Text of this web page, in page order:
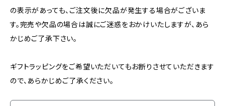
の表示があっても、ご注文後に欠品が発生する場合がございま
す。完売や欠品の場合は誠にご迷惑をおかけいたしますが、あら
かじめご了承下さい。
ギフトラッピングをご希望いただいてもお断りさせていただきます
ので、あらかじめご了承ください。